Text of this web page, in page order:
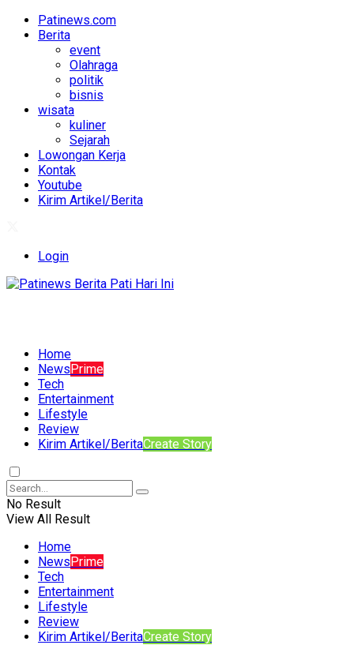
Patinews.com
Berita
event
Olahraga
politik
bisnis
wisata
kuliner
Sejarah
Lowongan Kerja
Kontak
Youtube
Kirim Artikel/Berita
Login
Home
NewsPrime
Tech
Entertainment
Lifestyle
Review
Kirim Artikel/BeritaCreate Story
No Result
View All Result
Home
NewsPrime
Tech
Entertainment
Lifestyle
Review
Kirim Artikel/BeritaCreate Story